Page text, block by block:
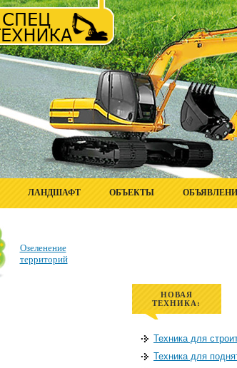
ЛАНДШАФТ ОБЪЕКТЫ
Озеленение
территорий
НОВАЯ
ТЕХНИКА:
Техника для
Техника для